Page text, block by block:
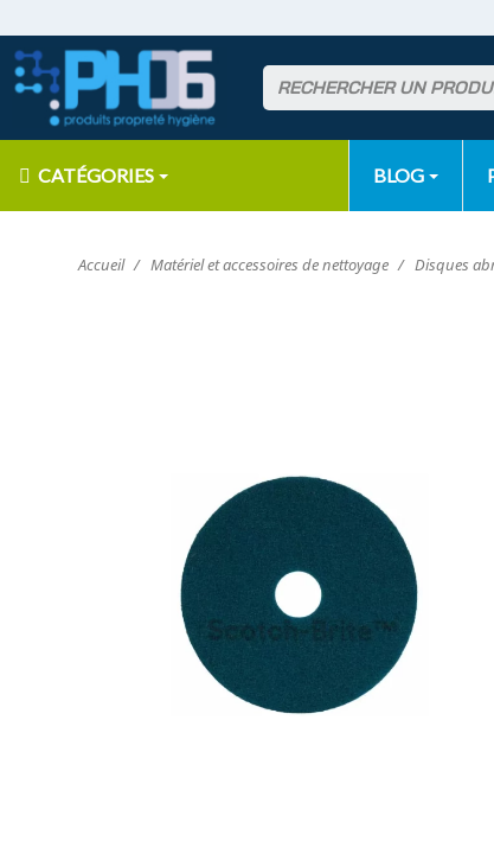
CATÉGORIES BLOG
Accueil Matériel et accessoires de nettoyage Disques